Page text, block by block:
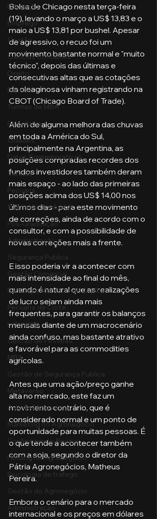
Educação
Emprego
Gestão
Ciências Contábeis
Direito
Bancos
Turmas de MBA
Psicologia
Cidades
Datas Comemorativas
Vendas
Pecuária
Turma de Graduação
Pós-Graduação
Administração
Segurança Publica
Gestão Comercial
Banking e Mercado de Capitais
Pecuária de Corte
Liderança
Gestão de Pessoas
MBA
Gestão de Segurança Publica
Metaverso
Aula no Metaverso
Marketing no Agronegócio
Confinamento Bovino
Holding no Agronegócio
Psicologia de tráfego
Gestão do Agronegócio
Administração
Bolsa de Chicago nesta terça-feira
(19), levando o março a US$ 13,83 e o
maio a US$ 13,81 por bushel. Apesar
de agressivo, o recuo foi um
movimento bastante normal e "muito
técnico", depois das últimas e
consecutivas altas que as cotações
da oleaginosa vinham registrando na
CBOT (Chicago Board of Trade).
Além de alguma melhora das chuvas
em toda a América do Sul,
principalmente na Argentina, as
posições compradas recordes dos
fundos investidores também deram
mais espaço - ao lado das primeiras
posições acima dos US$ 14,00 nos
últimos dias - para este movimento
de correções, ainda de acordo com o
consultor, e com a possibilidade de
novas correções mais a frente.
E isso poderia vir a acontecer com
mais intensidade ao final do mês,
quando é natural que as realizações
de lucro sejam ainda mais
frequentes, para garantir os balanços
mensais diante de um macrocenário
ainda confuso, mas bastante atrativo
e favorável para as commodities
agrícolas.
Antes que uma ação/preço ganhe
alta no mercado, este faz um
movimento contrário, que é
considerado normal e um ponto de
oportunidade para muitas pessoas. É
o que tende a acontecer também
com a soja, segundo o diretor da
Pátria Agronegócios, Matheus
Pereira.
Embora o cenário para o mercado
internacional e os preços em dólares